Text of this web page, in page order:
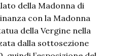
della Madonna di
con la Madonna
della Vergine nella
dalla sottosezione